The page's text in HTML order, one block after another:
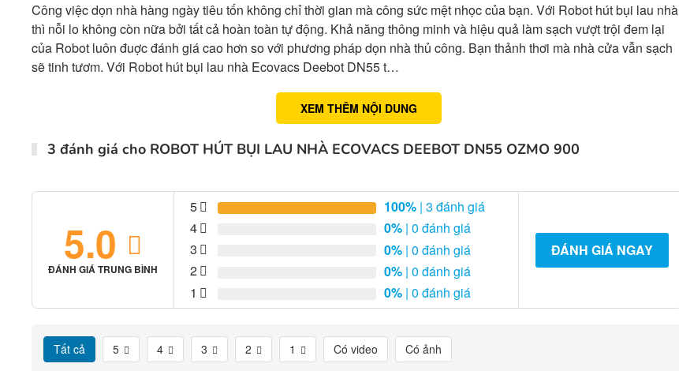
Công việc dọn nhà hàng ngày tiêu tốn không chỉ thời gian mà công sức mệt nhọc của bạn. Với Robot hút bụi lau nhà
thì nỗi lo không còn nữa bởi tất cả hoàn toàn tự động. Khả năng thông minh và hiệu quả làm sạch vượt trội đem lại
của Robot luôn đuợc đánh giá cao hơn so với phương pháp dọn nhà thủ công. Bạn thảnh thơi mà nhà cửa vẫn sạch
sẽ tinh tươm. Với Robot hút bụi lau nhà Ecovacs Deebot DN55 t…
XEM THÊM NỘI DUNG
3 đánh giá cho ROBOT HÚT BỤI LAU NHÀ ECOVACS DEEBOT DN55 OZMO 900
5.0
ĐÁNH GIÁ TRUNG BÌNH
5 100% | 3 đánh giá
4
0% | 0 đánh giá
3
0% | 0 đánh giá
2
0% | 0 đánh giá
1
0% | 0 đánh giá
ĐÁNH GIÁ NGAY
Tất cả 5 4 3 2 1 Có video Có ảnh